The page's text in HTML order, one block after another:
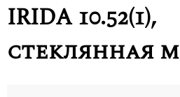
IRIDA 10.52(1),
стеклянная